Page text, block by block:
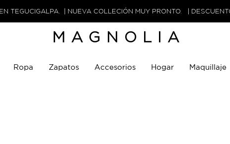
TEGUCIGALPA. | NUEVA COLLECIÓN MUY PRONTO. |
MAGNOLIA
Ropa Zapatos Accesorios Hogar Maquillaje